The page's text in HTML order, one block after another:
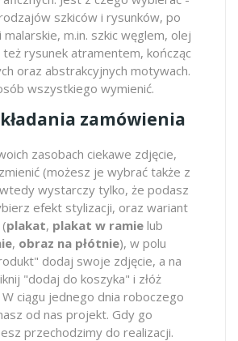
szkiców i rysunków, po
malarskie, m.in. szkic węglem, olej
też rysunek atramentem, kończąc
oraz abstrakcyjnych motywach.
wszystkiego wymienić.
zamówienia
zasobach ciekawe zdjęcie,
(możesz je wybrać także z
wystarczy tylko, że podasz
efekt stylizacji, oraz wariant
plakat, plakat w ramielub
, obraz na płótnie), w polu
dodaj swoje zdjęcie, a na
"dodaj do koszyka" i złóż
ciągu jednego dnia roboczego
od nas projekt. Gdy go
przechodzimy do realizacji.